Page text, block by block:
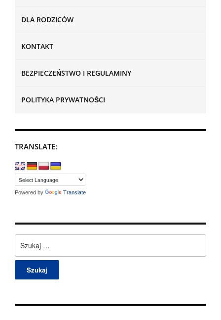
DLA RODZICÓW
KONTAKT
BEZPIECZEŃSTWO I REGULAMINY
POLITYKA PRYWATNOŚCI
TRANSLATE:
Powered by Translate